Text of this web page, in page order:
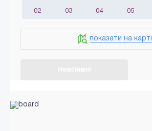
02 03 04 05
показати на карті